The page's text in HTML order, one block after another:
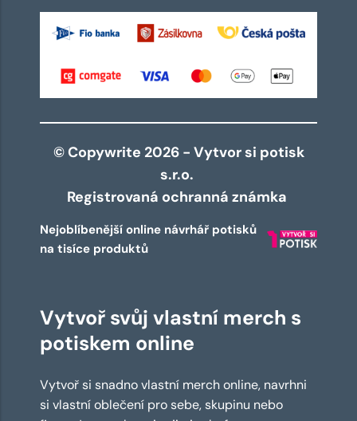
© Copywrite 2026 - Vytvor si potisk
s.r.o.
Registrovaná ochranná známka
Nejoblíbenější online návrhář potisků
na tisíce produktů
Vytvoř svůj vlastní merch s
potiskem online
Vytvoř si snadno vlastní merch online, navrhni
si vlastní oblečení pro sebe, skupinu nebo